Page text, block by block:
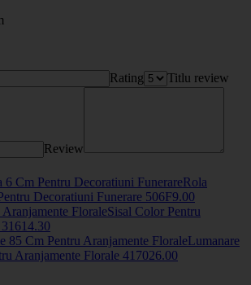
Rating Titlu review
Review
Rola
Decoratiuni Funerare 506F9.00
Sisal Color Pentru
31614.30
Lumanare
Aranjamente Florale 417026.00